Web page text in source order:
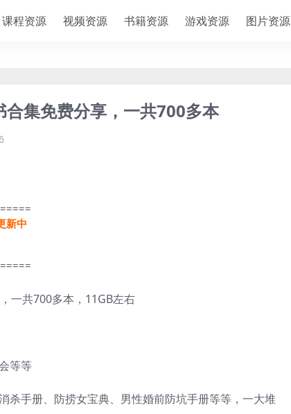
课程资源 视频资源 书籍资源 游戏资源 图片资源
集免费分享，一共700多本
新中
一共700多本，11GB左右
等等
杀手册、防捞女宝典、男性婚前防坑手册等等，一大堆